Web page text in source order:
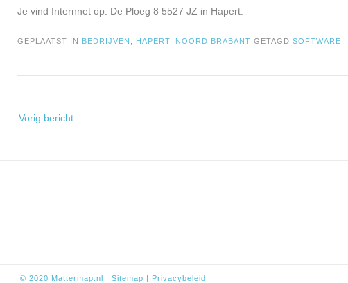
Je vind Internnet op: De Ploeg 8 5527 JZ in Hapert.
GEPLAATST IN BEDRIJVEN HAPERT NOORD BRABANT GETAGD SOFTWARE
navigatie
Vorig bericht
© 2020 Mattermap.nl | Sitemap | Privacybeleid